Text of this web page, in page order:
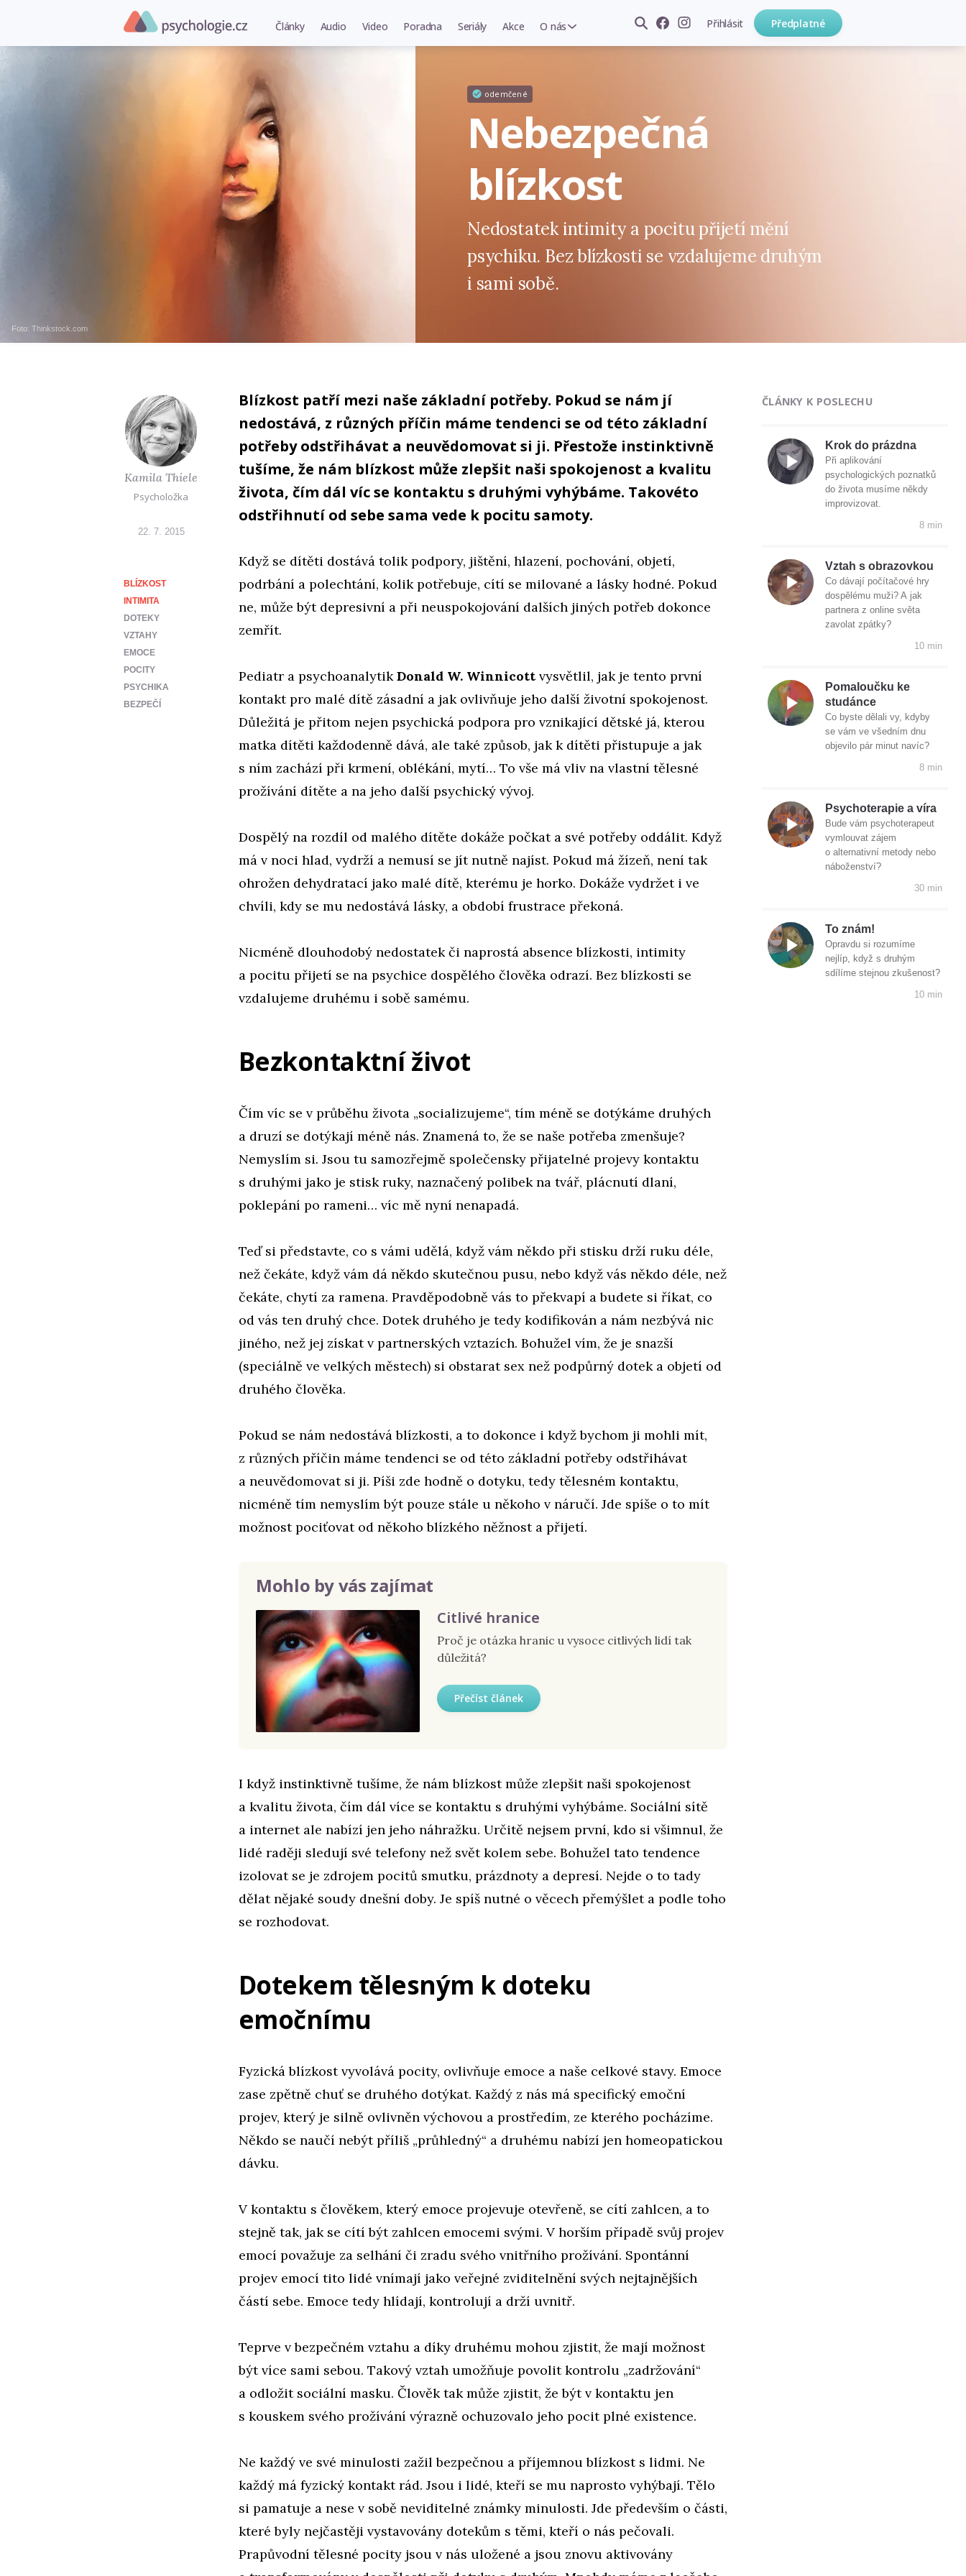
Články Audio Video Poradna Seriály Akce O nás Přihlásit Předplatné
Foto: Thinkstock.com
odemčené
Nebezpečná
blízkost
Nedostatek intimity a pocitu přijetí mění
psychiku. Bez blízkosti se vzdalujeme druhým
i sami sobě.
Kamila Thiele
Psycholožka
22. 7. 2015
BLÍZKOST
INTIMITA
DOTEKY
VZTAHY
EMOCE
POCITY
PSYCHIKA
BEZPEČÍ
Blízkost patří mezi naše základní potřeby. Pokud se nám jí
nedostává, z různých příčin máme tendenci se od této základní
potřeby odstřihávat a neuvědomovat si ji. Přestože instinktivně
tušíme, že nám blízkost může zlepšit naši spokojenost a kvalitu
života, čím dál víc se kontaktu s druhými vyhýbáme. Takovéto
odstřihnutí od sebe sama vede k pocitu samoty.
Když se dítěti dostává tolik podpory, jištění, hlazení, pochování, objetí,
podrbání a polechtání, kolik potřebuje, cítí se milované a lásky hodné. Pokud
ne, může být depresivní a při neuspokojování dalších jiných potřeb dokonce
zemřít.
Pediatr a psychoanalytikDonald W. Winnicott vysvětlil, jak je tento první
kontakt pro malé dítě zásadní a jak ovlivňuje jeho další životní spokojenost.
Důležitá je přitom nejen psychická podpora pro vznikající dětské já, kterou
matka dítěti každodenně dává, ale také způsob, jak k dítěti přistupuje a jak
s ním zachází při krmení, oblékání, mytí… To vše má vliv na vlastní tělesné
prožívání dítěte a na jeho další psychický vývoj.
Dospělý na rozdíl od malého dítěte dokáže počkat a své potřeby oddálit. Když
má v noci hlad, vydrží a nemusí se jít nutně najíst. Pokud má žízeň, není tak
ohrožen dehydratací jako malé dítě, kterému je horko. Dokáže vydržet i ve
chvíli, kdy se mu nedostává lásky, a období frustrace překoná.
Nicméně dlouhodobý nedostatek či naprostá absence blízkosti, intimity
a pocitu přijetí se na psychice dospělého člověka odrazí. Bez blízkosti se
vzdalujeme druhému i sobě samému.
Bezkontaktní život
Čím víc se v průběhu života „socializujeme“, tím méně se dotýkáme druhých
a druzí se dotýkají méně nás. Znamená to, že se naše potřeba zmenšuje?
Nemyslím si. Jsou tu samozřejmě společensky přijatelné projevy kontaktu
s druhými jako je stisk ruky, naznačený polibek na tvář, plácnutí dlaní,
poklepání po rameni… víc mě nyní nenapadá.
Teď si představte, co s vámi udělá, když vám někdo při stisku drží ruku déle,
než čekáte, když vám dá někdo skutečnou pusu, nebo když vás někdo déle, než
čekáte, chytí za ramena. Pravděpodobně vás to překvapí a budete si říkat, co
od vás ten druhý chce. Dotek druhého je tedy kodifikován a nám nezbývá nic
jiného, než jej získat v partnerských vztazích. Bohužel vím, že je snazší
(speciálně ve velkých městech) si obstarat sex než podpůrný dotek a objetí od
druhého člověka.
Pokud se nám nedostává blízkosti, a to dokonce i když bychom ji mohli mít,
z různých příčin máme tendenci se od této základní potřeby odstřihávat
a neuvědomovat si ji. Píši zde hodně o dotyku, tedy tělesném kontaktu,
nicméně tím nemyslím být pouze stále u někoho v náručí. Jde spíše o to mít
možnost pociťovat od někoho blízkého něžnost a přijetí.
Mohlo by vás zajímat
Citlivé hranice
Proč je otázka hranic u vysoce citlivých lidí tak
důležitá?
Přečíst článek
I když instinktivně tušíme, že nám blízkost může zlepšit naši spokojenost
a kvalitu života, čím dál více se kontaktu s druhými vyhýbáme. Sociální sítě
a internet ale nabízí jen jeho náhražku. Určitě nejsem první, kdo si všimnul, že
lidé raději sledují své telefony než svět kolem sebe. Bohužel tato tendence
izolovat se je zdrojem pocitů smutku, prázdnoty a depresí. Nejde o to tady
dělat nějaké soudy dnešní doby. Je spíš nutné o věcech přemýšlet a podle toho
se rozhodovat.
Dotekem tělesným k doteku
emočnímu
Fyzická blízkost vyvolává pocity, ovlivňuje emoce a naše celkové stavy. Emoce
zase zpětně chuť se druhého dotýkat. Každý z nás má specifický emoční
projev, který je silně ovlivněn výchovou a prostředím, ze kterého pocházíme.
Někdo se naučí nebýt příliš „průhledný“ a druhému nabízí jen homeopatickou
dávku.
V kontaktu s člověkem, který emoce projevuje otevřeně, se cítí zahlcen, a to
stejně tak, jak se cítí být zahlcen emocemi svými. V horším případě svůj projev
emocí považuje za selhání či zradu svého vnitřního prožívání. Spontánní
projev emocí tito lidé vnímají jako veřejné zviditelnění svých nejtajnějších
částí sebe. Emoce tedy hlídají, kontrolují a drží uvnitř.
Teprve v bezpečném vztahu a díky druhému mohou zjistit, že mají možnost
být více sami sebou. Takový vztah umožňuje povolit kontrolu „zadržování“
a odložit sociální masku. Člověk tak může zjistit, že být v kontaktu jen
s kouskem svého prožívání výrazně ochuzovalo jeho pocit plné existence.
Ne každý ve své minulosti zažil bezpečnou a příjemnou blízkost s lidmi. Ne
každý má fyzický kontakt rád. Jsou i lidé, kteří se mu naprosto vyhýbají. Tělo
si pamatuje a nese v sobě neviditelné známky minulosti. Jde především o části,
které byly nejčastěji vystavovány dotekům s těmi, kteří o nás pečovali.
Prapůvodní tělesné pocity jsou v nás uložené a jsou znovu aktivovány
ČLÁNKY K POSLECHU
Krok do prázdna
Při aplikování
psychologických poznatků
do života musíme někdy
improvizovat.
8 min
Vztah s obrazovkou
Co dávají počítačové hry
dospělému muži? A jak
partnera z online světa
zavolat zpátky?
10 min
Pomaloučku ke
studánce
Co byste dělali vy, kdyby
se vám ve všedním dnu
objevilo pár minut navíc?
8 min
Psychoterapie a víra
Bude vám psychoterapeut
vymlouvat zájem
o alternativní metody nebo
náboženství?
30 min
To znám!
Opravdu si rozumíme
nejlíp, když s druhým
sdílíme stejnou zkušenost?
10 min